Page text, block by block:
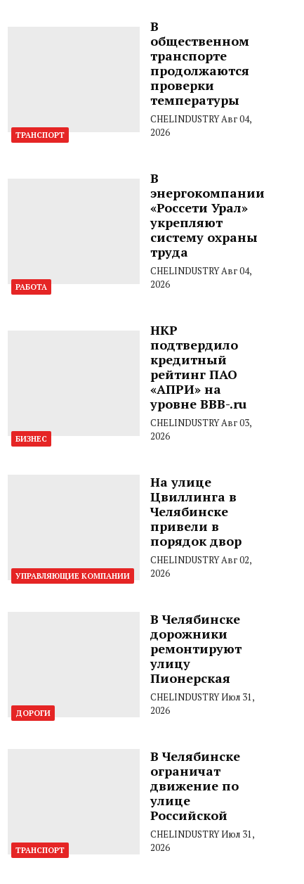
ТРАНСПОРТ
В
общественном
транспорте
продолжаются
проверки
температуры
CHELINDUSTRYАвг 04,
2026
РАБОТА
В
энергокомпании
«Россети Урал»
укрепляют
систему охраны
труда
CHELINDUSTRYАвг 04,
2026
БИЗНЕС
НКР
подтвердило
кредитный
рейтинг ПАО
«АПРИ» на
уровне BBB-.ru
CHELINDUSTRYАвг 03,
2026
УПРАВЛЯЮЩИЕ КОМПАНИИ
На улице
Цвиллинга в
Челябинске
привели в
порядок двор
CHELINDUSTRYАвг 02,
2026
ДОРОГИ
В Челябинске
дорожники
ремонтируют
улицу
Пионерская
CHELINDUSTRYИюл 31,
2026
ТРАНСПОРТ
В Челябинске
ограничат
движение по
улице
Российской
CHELINDUSTRYИюл 31,
2026